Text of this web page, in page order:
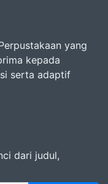
yang
kepada
serta adaptif
dari judul,